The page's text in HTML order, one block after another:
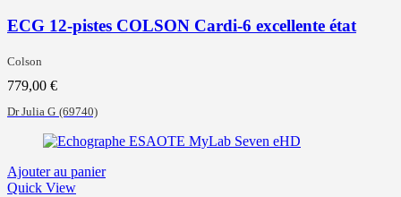
ECG 12-pistes COLSON Cardi-6 excellente état
Colson
779,00 €
Dr Julia G (69740)
Ajouter au panier
Quick View